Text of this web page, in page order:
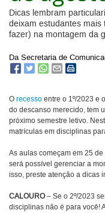
Dicas lembram
deixam estudantes
fazer) na montagem da
Da Secretaria de
O recesso entre o 1º/2023 e
do descanso merecido, tem
próximo semestre letivo.
matrículas em disciplinas
As aulas começam em 25
será possível gerenciar a
isso, preste atenção a dicas
CALOURO– Se o 2º/2023
disciplinas não é para você!